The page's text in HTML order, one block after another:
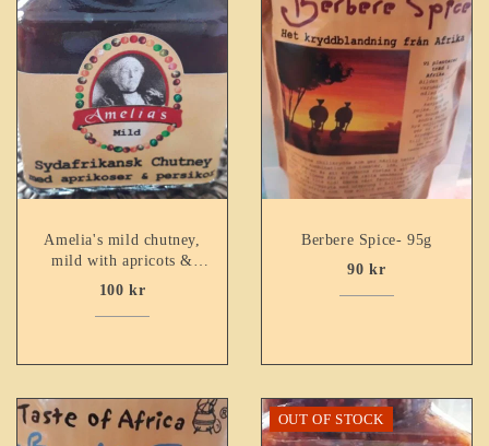
Amelia's mild chutney,
mild with apricots &
peaches – 260ml
100kr
Berbere Spice- 95g
90kr
OUT OF STOCK